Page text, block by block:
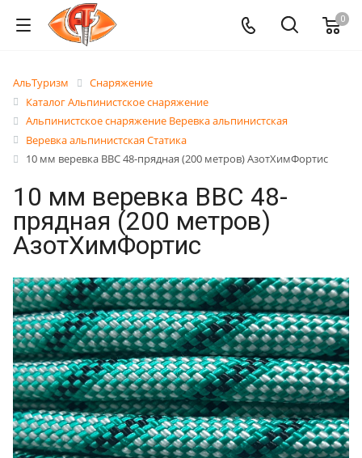
0
АльТуризм
Снаряжение
Каталог Альпинистское снаряжение
Альпинистское снаряжение Веревка альпинистская
Веревка альпинистская Статика
10 мм веревка ВВС 48-прядная (200 метров) АзотХимФортис
10 мм веревка ВВС 48-
прядная (200 метров)
АзотХимФортис